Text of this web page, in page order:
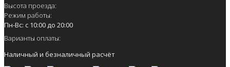
Высота проезда:
Режим работы:
Пн-Вс: с 10:00 до 20:00
Варианты оплаты:
Наличный и безналичный расчёт